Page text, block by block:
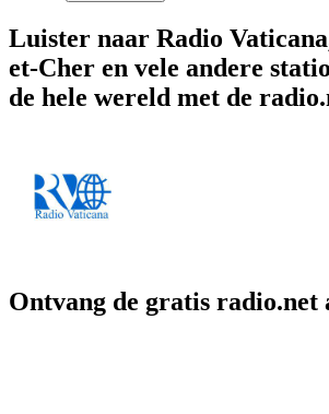
Luister naar Radio
et-Cher en vele andere
de hele wereld met de
Ontvang de gratis radio.net